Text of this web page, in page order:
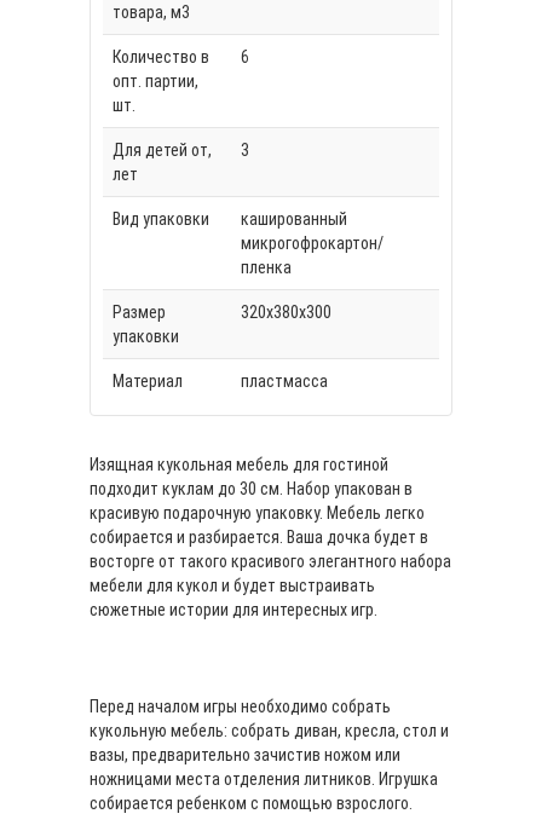
товара, м3
Количество в
опт. партии,
шт.
6
Для детей от,
лет
3
Вид упаковки
кашированный
микрогофрокартон/
пленка
Размер
упаковки
320х380х300
Материал пластмасса
Изящная кукольная мебель для гостиной
подходит куклам до 30 см. Набор упакован в
красивую подарочную упаковку. Мебель легко
собирается и разбирается. Ваша дочка будет в
восторге от такого красивого элегантного набора
мебели для кукол и будет выстраивать
сюжетные истории для интересных игр.
Перед началом игры необходимо собрать
кукольную мебель: собрать диван, кресла, стол и
вазы, предварительно зачистив ножом или
ножницами места отделения литников. Игрушка
собирается ребенком с помощью взрослого.